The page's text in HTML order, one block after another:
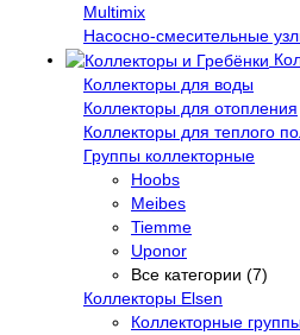
Multimix
Насосно-смесительные
Коллекторы для воды
Коллекторы для отопления
Коллекторы для теплого
Группы коллекторные
Hoobs
Meibes
Tiemme
Uponor
Все категории (7)
Коллекторы Elsen
Коллекторные